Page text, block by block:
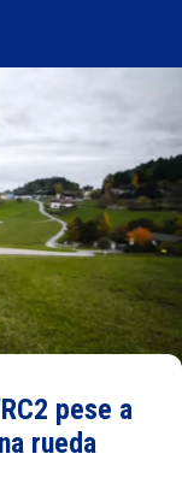
pese a
rueda